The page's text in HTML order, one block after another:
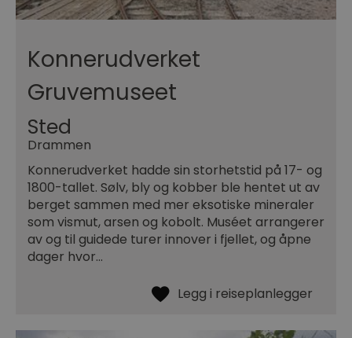
Konnerudverket
Gruvemuseet
Sted
Drammen
Konnerudverket hadde sin storhetstid på 17- og
1800-tallet. Sølv, bly og kobber ble hentet ut av
berget sammen med mer eksotiske mineraler
som vismut, arsen og kobolt. Muséet arrangerer
av og til guidede turer innover i fjellet, og åpne
dager hvor…